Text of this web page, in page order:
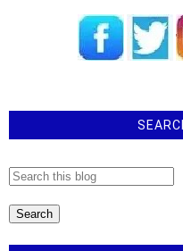
Tahun 2022 Tahun
Latihan Soal PAS
Pelajaran 2024-2025
SMA MA SMK
LATIHAN SOAL
MTs TAHUN 2022
LATIHAN SOAL PAS
SEMESTER 1 TP